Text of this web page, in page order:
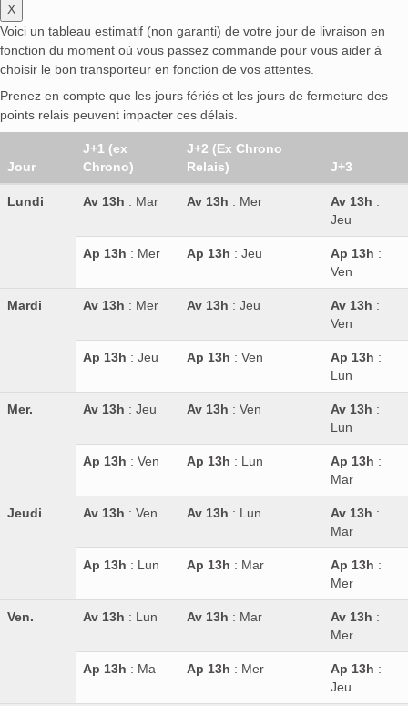
X
Voici un tableau estimatif (non garanti) de votre jour de livraison en
fonction du moment où vous passez commande pour vous aider à
choisir le bon transporteur en fonction de vos attentes.
Prenez en compte que les jours fériés et les jours de fermeture des
points relais peuvent impacter ces délais.
Jour
J+1 (ex
Chrono)
J+2 (Ex Chrono
Relais)
J+3
Lundi Av 13h : Mar Av 13h : Mer Av 13h :
Jeu
Ap 13h : Mer Ap 13h : Jeu Ap 13h :
Ven
Mardi Av 13h : Mer Av 13h : Jeu Av 13h :
Ven
Ap 13h : Jeu Ap 13h : Ven Ap 13h :
Lun
Mer. Av 13h : Jeu Av 13h : Ven Av 13h :
Lun
Ap 13h : Ven Ap 13h : Lun Ap 13h :
Mar
Jeudi Av 13h : Ven Av 13h : Lun Av 13h :
Mar
Ap 13h : Lun Ap 13h : Mar Ap 13h :
Mer
Ven. Av 13h : Lun Av 13h : Mar Av 13h :
Mer
Ap 13h : Ma Ap 13h : Mer Ap 13h :
Jeu